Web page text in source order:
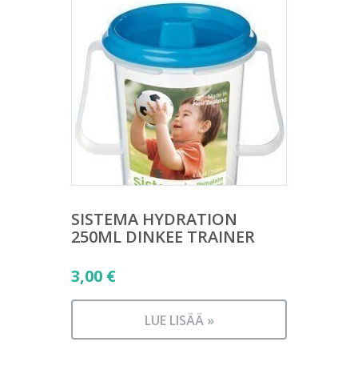
SISTEMA HYDRATION
250ML DINKEE TRAINER
3,00 €
LUE LISÄÄ »